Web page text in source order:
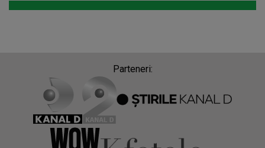
Parteneri: